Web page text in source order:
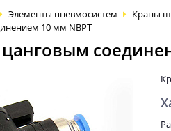
Элементы пневмосистем
Краны
10 мм NBPT